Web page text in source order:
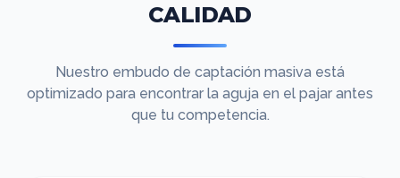
CALIDAD
Nuestro embudo de captación masiva está
optimizado para encontrar la aguja en el pajar antes
que tu competencia.